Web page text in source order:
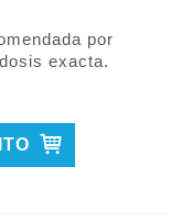
por
exacta.